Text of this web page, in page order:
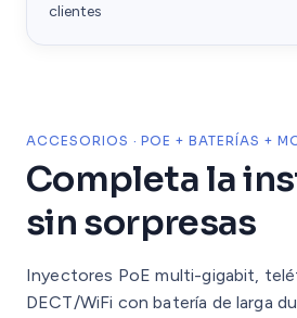
clientes
ACCESORIOS · POE + BATERÍAS +
Completa la
sin sorpresas
Inyectores PoE multi-gigabit,
DECT/WiFi con batería de larga